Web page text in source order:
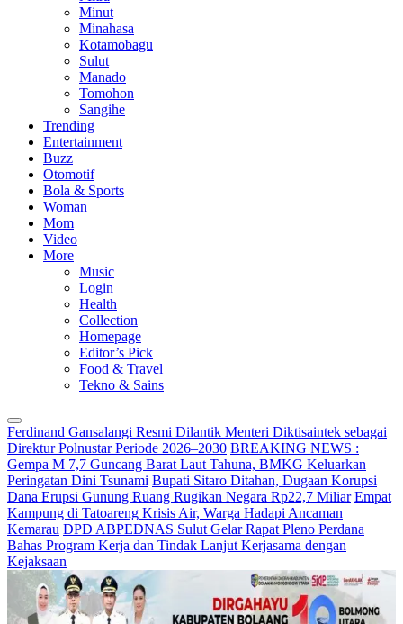
Minut
Minahasa
Kotamobagu
Sulut
Manado
Tomohon
Sangihe
Trending
Entertainment
Buzz
Otomotif
Bola & Sports
Woman
Mom
Video
More
Music
Login
Health
Collection
Homepage
Editor’s Pick
Food & Travel
Tekno & Sains
Ferdinand Gansalangi Resmi Dilantik Menteri Diktisaintek sebagai
Direktur Polnustar Periode 2026–2030 BREAKING NEWS :
Gempa M 7,7 Guncang Barat Laut Tahuna, BMKG Keluarkan
Peringatan Dini Tsunami Bupati Sitaro Ditahan, Dugaan Korupsi
Dana Erupsi Gunung Ruang Rugikan Negara Rp22,7 Miliar Empat
Kampung di Tatoareng Krisis Air, Warga Hadapi Ancaman
Kemarau DPD ABPEDNAS Sulut Gelar Rapat Pleno Perdana
Bahas Program Kerja dan Tindak Lanjut Kerjasama dengan
Kejaksaan